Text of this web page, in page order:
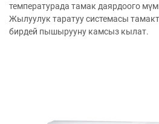
температурада тамак даярдоого
Жылуулук таратуу системасы
бирдей пышырууну камсыз кылат.